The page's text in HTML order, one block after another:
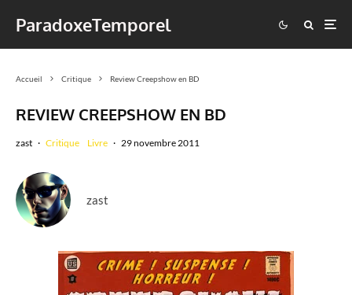
ParadoxeTemporel
Accueil Critique Review Creepshow en BD
REVIEW CREEPSHOW EN BD
zast · Critique Livre · 29 novembre 2011
zast